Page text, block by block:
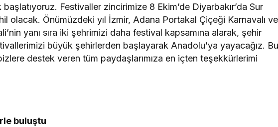
Festivaller zincirimize 8 Ekim’de Diyarbakır’da Sur
olacak. Önümüzdeki yıl İzmir, Adana Portakal Çiçeği Karnavalı ve
yanı sıra iki şehrimizi daha festival kapsamına alarak, şehir
büyük şehirlerden başlayarak Anadolu’ya yayacağız. Bu
destek veren tüm paydaşlarımıza en içten teşekkürlerimi
buluştu